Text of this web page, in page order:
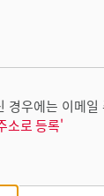
경우에는 이메일
소로 등록'